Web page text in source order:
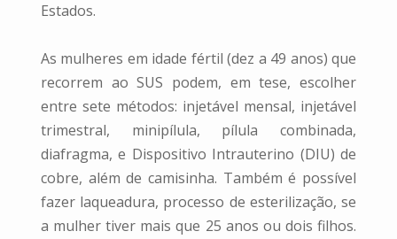
Estados.
As mulheres em idade fértil (dez a 49 anos) que
recorrem ao SUS podem, em tese, escolher
entre sete métodos: injetável mensal, injetável
trimestral, minipílula, pílula combinada,
diafragma, e Dispositivo Intrauterino (DIU) de
cobre, além de camisinha. Também é possível
fazer laqueadura, processo de esterilização, se
a mulher tiver mais que 25 anos ou dois filhos.